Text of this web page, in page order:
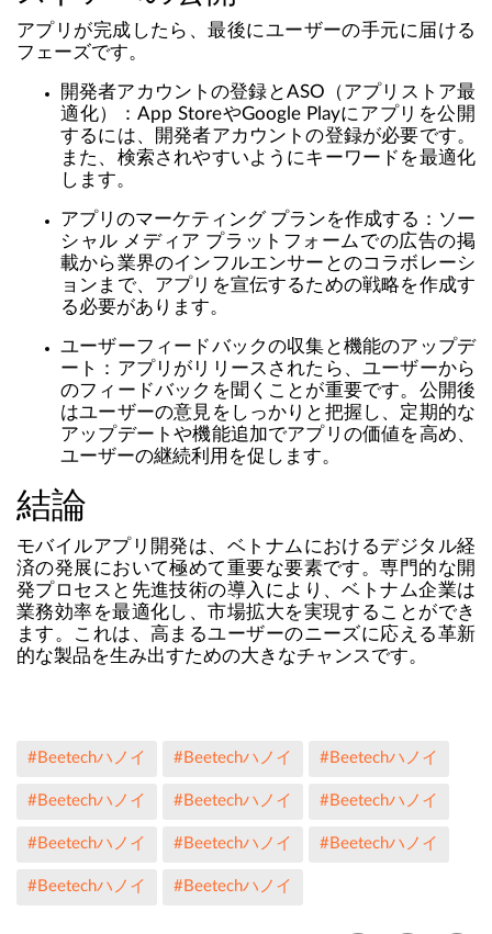
アプリが完成したら、最後にユーザーの手元に届ける
フェーズです。
開発者アカウントの登録とASO（アプリストア最
適化）：App StoreやGoogle Playにアプリを公開
するには、開発者アカウントの登録が必要です。
また、検索されやすいようにキーワードを最適化
します。
アプリのマーケティング プランを作成する：ソー
シャル メディア プラットフォームでの広告の掲
載から業界のインフルエンサーとのコラボレーシ
ョンまで、アプリを宣伝するための戦略を作成す
る必要があります。
ユーザーフィードバックの収集と機能のアップデ
ート：アプリがリリースされたら、ユーザーから
のフィードバックを聞くことが重要です。公開後
はユーザーの意見をしっかりと把握し、定期的な
アップデートや機能追加でアプリの価値を高め、
ユーザーの継続利用を促します。
結論
モバイルアプリ開発は、ベトナムにおけるデジタル経
済の発展において極めて重要な要素です。専門的な開
発プロセスと先進技術の導入により、ベトナム企業は
業務効率を最適化し、市場拡大を実現することができ
ます。これは、高まるユーザーのニーズに応える革新
的な製品を生み出すための大きなチャンスです。
#Beetechハノイ #Beetechハノイ #Beetechハノイ
#Beetechハノイ #Beetechハノイ #Beetechハノイ
#Beetechハノイ #Beetechハノイ #Beetechハノイ
#Beetechハノイ #Beetechハノイ